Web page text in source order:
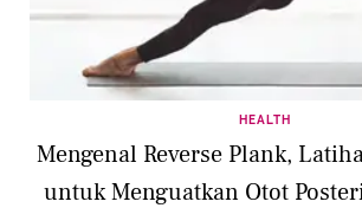
HEALTH
Mengenal Reverse Plank,
untuk Menguatkan Otot